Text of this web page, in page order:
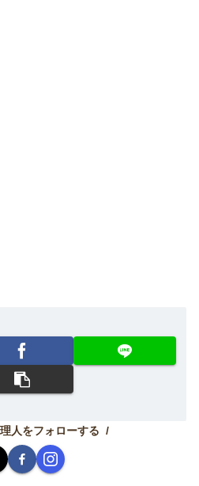
人をフォローする